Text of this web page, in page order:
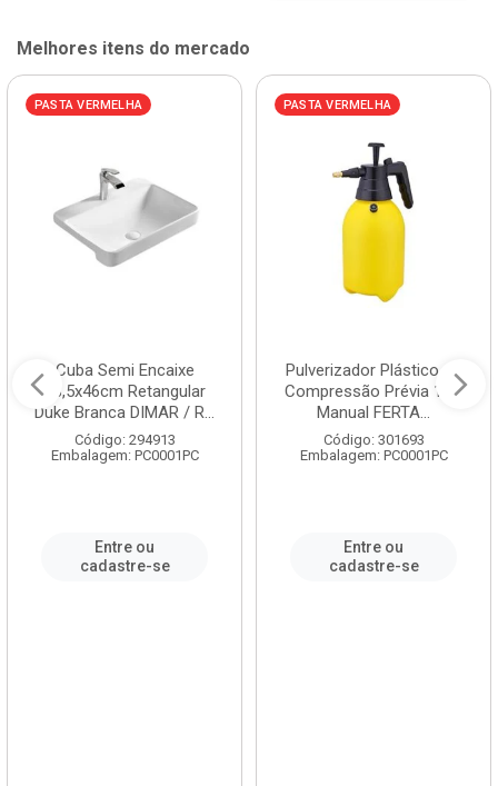
Melhores itens do mercado
PASTA VERMELHA
Cuba Semi Encaixe
58,5x46cm Retangular
Duke Branca DIMAR / R...
Código: 294913
Embalagem: PC0001PC
Entre ou
cadastre-se
PASTA VERMELHA
Pulverizador Plástico de
Compressão Prévia 1,5L
Manual FERTA...
Código: 301693
Embalagem: PC0001PC
Entre ou
cadastre-se